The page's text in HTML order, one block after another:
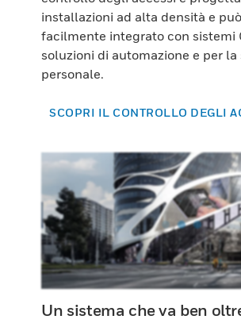
installazioni ad alta densità e
facilmente integrato con sistemi
soluzioni di automazione e per la
personale.
SCOPRI IL CONTROLLO DEGLI
Un sistema che va ben